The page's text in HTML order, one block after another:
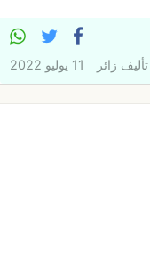
تأليف زائر 11 يوليو 2022